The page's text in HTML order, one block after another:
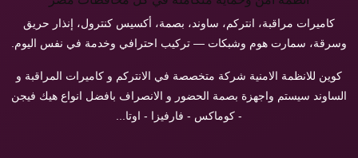
كاميرات مراقبة، انتركم، ساوند، بصمة، أكسيس كنترول، إنذار حريق
وسرقة، سمارت هوم وشبكات — تركيب احترافي وخدمة في نفس اليوم.
كوين للانظمة الامنية شركة متخصصة في الانتركم و كاميرات المراقبة و
الساوند سيستم واجهزة بصمة الحضور و الانصراف بافضل انواع هيك فيجن
- كوماكس - فارفيزا - اوتا...